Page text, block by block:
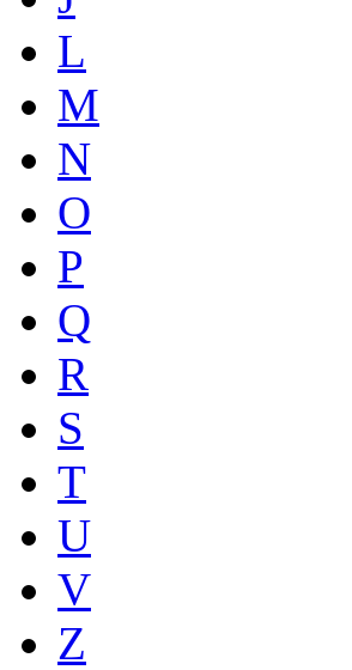
L
M
N
O
P
Q
R
S
T
U
V
Z